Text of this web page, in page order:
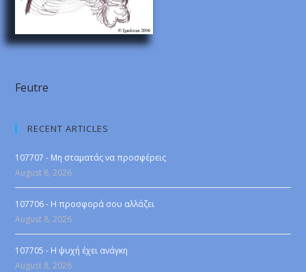
Feutre
RECENT ARTICLES
107707 - Μη σταματάς να προσφέρεις
August 8, 2026
107706 - Η προσφορά σου αλλάζει
August 8, 2026
107705 - Η ψυχή έχει ανάγκη
August 8, 2026